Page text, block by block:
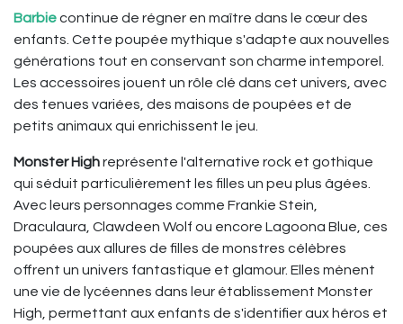
Barbiecontinue de régner en maître dans le cœur des
enfants. Cette poupée mythique s'adapte aux nouvelles
générations tout en conservant son charme intemporel.
Les accessoires jouent un rôle clé dans cet univers, avec
des tenues variées, des maisons de poupées et de
petits animaux qui enrichissent le jeu.
Monster Highreprésente l'alternative rock et gothique
qui séduit particulièrement les filles un peu plus âgées.
Avec leurs personnages comme Frankie Stein,
Draculaura, Clawdeen Wolf ou encore Lagoona Blue, ces
poupées aux allures de filles de monstres célèbres
offrent un univers fantastique et glamour. Elles mènent
une vie de lycéennes dans leur établissement Monster
High, permettant aux enfants de s'identifier aux héros et